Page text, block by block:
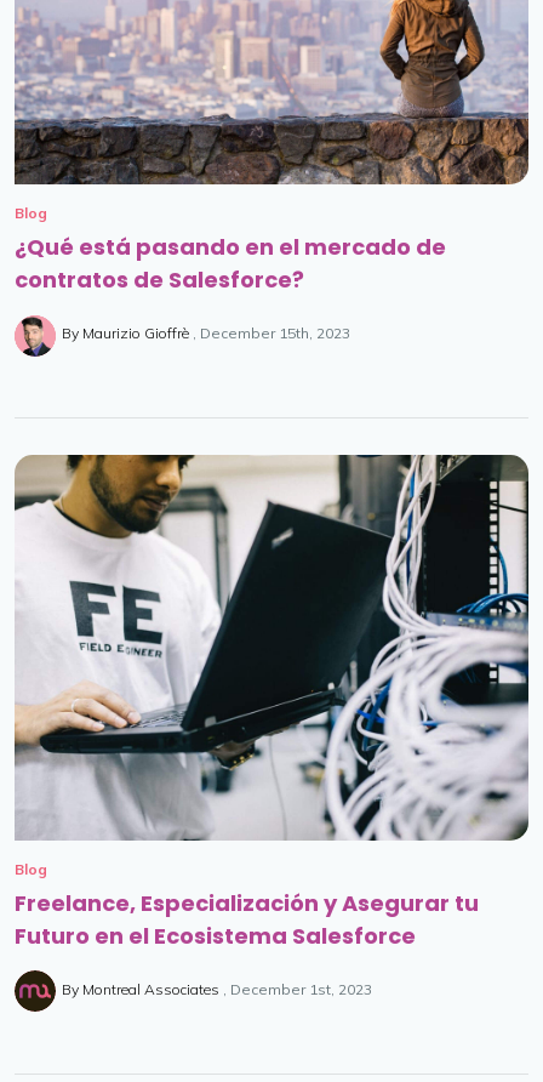
Blog
¿Qué está pasando en el mercado de
contratos de Salesforce?
By Maurizio Gioffrè December 15th, 2023
Blog
Freelance, Especialización y Asegurar tu
Futuro en el Ecosistema Salesforce
By Montreal Associates December 1st, 2023